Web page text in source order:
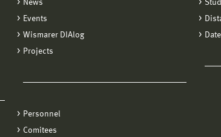
News
Events
Wismarer DIAlog
Projects
Personnel
Comitees